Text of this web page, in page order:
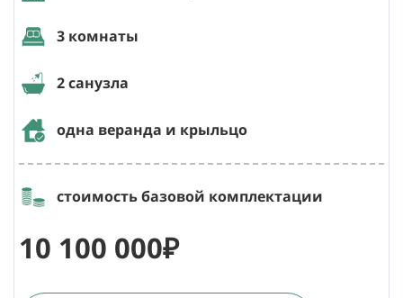
3 комнаты
2 санузла
одна веранда и крыльцо
стоимость базовой комплектации
10 100 000₽